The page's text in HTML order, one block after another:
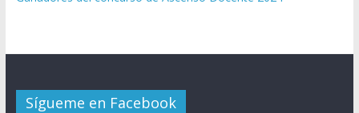
Sígueme en Facebook